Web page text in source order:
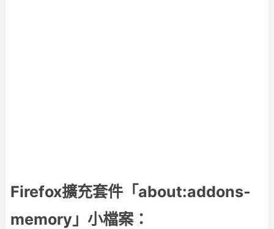
Firefox擴充套件「about:addons-
memory」小檔案：